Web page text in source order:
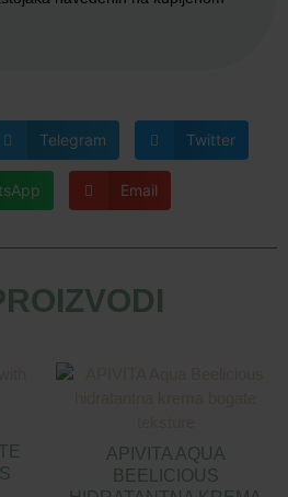
Telegram Twitter
Email
APIVITA AQUA
BEELICIOUS